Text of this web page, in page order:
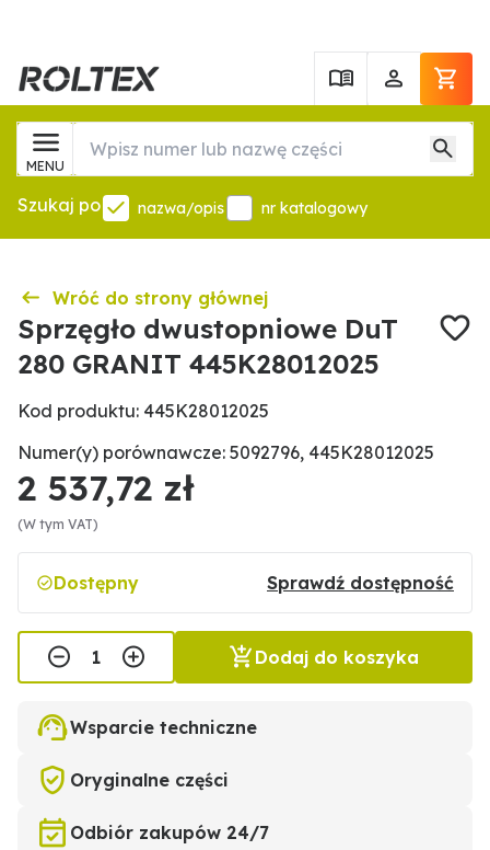
MENU
Szukaj po nazwa/opis nr katalogowy
Wróć do strony głównej
Sprzęgło dwustopniowe DuT
280 GRANIT 445K28012025
Kod produktu: 445K28012025
Numer(y) porównawcze: 5092796, 445K28012025
2 537,72 zł
(W tym VAT)
Dostępny Sprawdź dostępność
Dodaj do koszyka
Wsparcie techniczne
Oryginalne części
Odbiór zakupów 24/7